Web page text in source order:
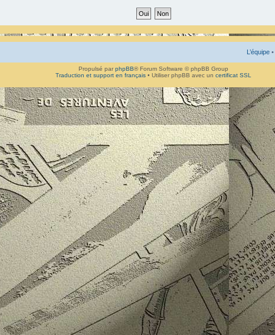
L’équipe •
Propulsé par phpBB® Forum Software © phpBB Group
Traduction et support en français • Utiliser phpBB avec un certificat SSL